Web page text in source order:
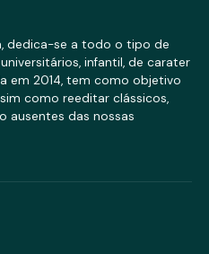
dedica-se a todo o tipo de
infantil, de carater
em 2014, tem como objetivo
como reeditar clássicos,
ausentes das nossas